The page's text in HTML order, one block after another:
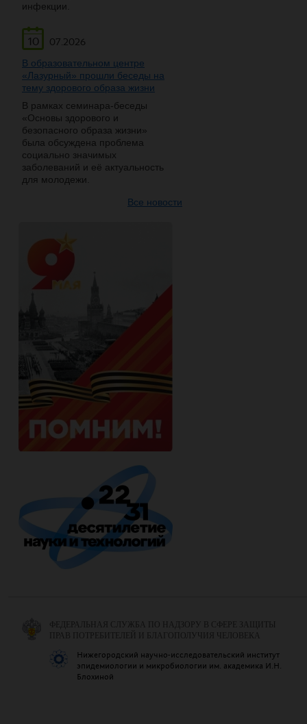
инфекции.
10
07.2026
В образовательном центре
«Лазурный» прошли беседы на
тему здорового образа жизни
В рамках семинара-беседы
«Основы здорового и
безопасного образа жизни»
была обсуждена проблема
социально значимых
заболеваний и её актуальность
для молодежи.
Все новости
ФЕДЕРАЛЬНАЯ СЛУЖБА ПО НАДЗОРУ В СФЕРЕ ЗАЩИТЫ
ПРАВ ПОТРЕБИТЕЛЕЙ И БЛАГОПОЛУЧИЯ ЧЕЛОВЕКА
Нижегородский научно-исследовательский институт
эпидемиологии и микробиологии им. академика И.Н.
Блохиной